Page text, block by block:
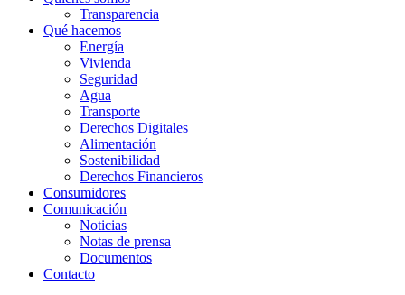
Transparencia
Qué hacemos
Energía
Vivienda
Seguridad
Agua
Transporte
Derechos Digitales
Alimentación
Sostenibilidad
Derechos Financieros
Consumidores
Comunicación
Noticias
Notas de prensa
Documentos
Contacto